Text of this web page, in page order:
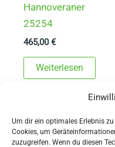
Um dir ein optimales Erlebnis
Cookies, um
zuzugreifen. Wenn du diesen
Hannoveraner
25254
465,00€
Weiterlesen